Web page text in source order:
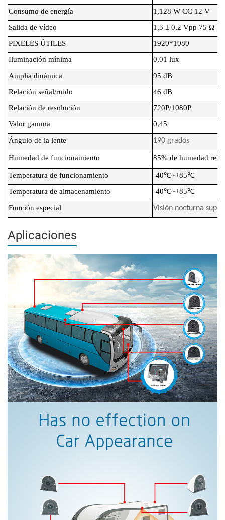
Consumo de energía
1,128 W CC 12 V
Salida de vídeo
1,3 ± 0,2 Vpp 75 Ω
PIXELES ÚTILES
1920*1080
Iluminación mínima
0,01 lux
Amplia dinámica
95 dB
Relación señal/ruido
46 dB
Relación de resolución
720P/1080P
Valor gamma
0,45
Ángulo de la lente
190 grados
Humedad de funcionamiento 85% de humedad
Temperatura de funcionamiento
-40℃~+85℃
Temperatura de almacenamiento
-40℃~+85℃
Función especial
Visión nocturna
Aplicaciones